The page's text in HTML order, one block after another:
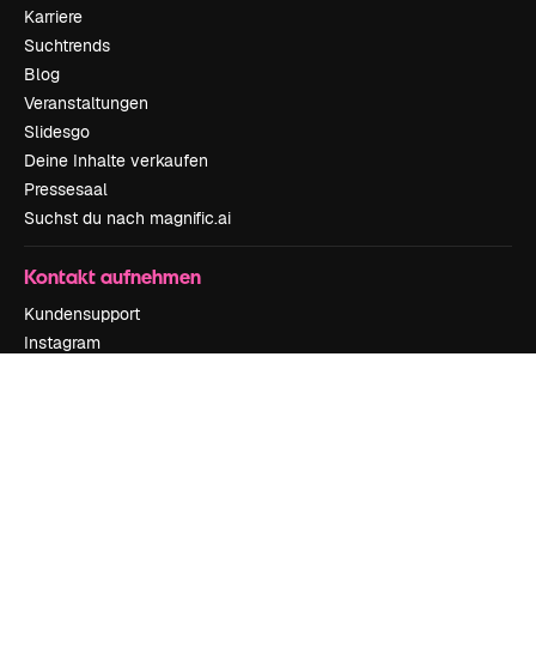
Karriere
Suchtrends
Blog
Veranstaltungen
Slidesgo
Deine Inhalte verkaufen
Pressesaal
Suchst du nach magnific.ai
Kontakt aufnehmen
Kundensupport
Instagram